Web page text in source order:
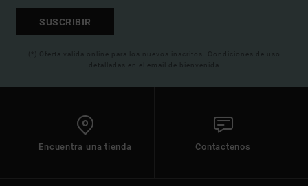
SUSCRIBIR
(*) Oferta valida online para los nuevos inscritos. Condiciones de uso
detalladas en el email de bienvenida
Encuentra una tienda Contactenos